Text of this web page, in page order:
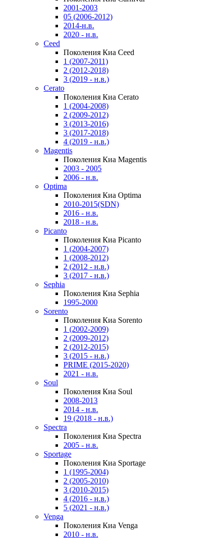
2001-2003
05 (2006-2012)
2014-н.в.
2020 - н.в.
Ceed
Поколения Киа Ceed
1 (2007-2011)
2 (2012-2018)
3 (2019 - н.в.)
Cerato
Поколения Киа Cerato
1 (2004-2008)
2 (2009-2012)
3 (2013-2016)
3 (2017-2018)
4 (2019 - н.в.)
Magentis
Поколения Киа Magentis
2003 - 2005
2006 - н.в.
Optima
Поколения Киа Optima
2010-2015(SDN)
2016 - н.в.
2018 - н.в.
Picanto
Поколения Киа Picanto
1 (2004-2007)
1 (2008-2012)
2 (2012 - н.в.)
3 (2017 - н.в.)
Sephia
Поколения Киа Sephia
1995-2000
Sorento
Поколения Киа Sorento
1 (2002-2009)
2 (2009-2012)
2 (2012-2015)
3 (2015 - н.в.)
PRIME (2015-2020)
2021 - н.в.
Soul
Поколения Киа Soul
2008-2013
2014 - н.в.
19 (2018 - н.в.)
Spectra
Поколения Киа Spectra
2005 - н.в.
Sportage
Поколения Киа Sportage
1 (1995-2004)
2 (2005-2010)
3 (2010-2015)
4 (2016 - н.в.)
5 (2021 - н.в.)
Venga
Поколения Киа Venga
2010 - н.в.